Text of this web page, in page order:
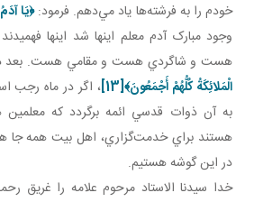
خودم را به فرشته‌ها ياد مي‌دهم. فرمود:﴿يَا
وجود مبارک آدم معلم اينها شد اينها
هست و شاگردي هست و مقامي هست. بعد در
الْمَلائِكَةُ كُلُّهُمْ أَجْمَعُونَ﴾[13]
، اگر در ماه رجب
به آن ذوات قدسي ائمه برگردد که
هستند براي خدمت‌گزاري، اهل بيت همه جا
در اين گوشه هستيم.
خدا سيدنا الاستاد مرحوم علامه را غريق